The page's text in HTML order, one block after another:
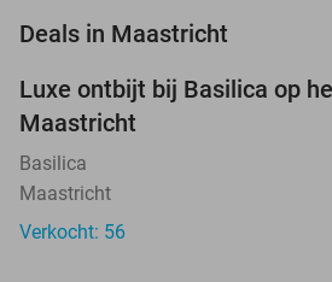
Deals in Maastricht
Luxe ontbijt bij Basilica op
Maastricht
Basilica
Maastricht
Verkocht: 56